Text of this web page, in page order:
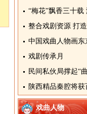
“梅花”飘香三十载
整合戏剧资源 打
中国戏曲人物画东
戏剧传承月
民间私伙局撑起“
陕西精品秦腔将
戏曲人物